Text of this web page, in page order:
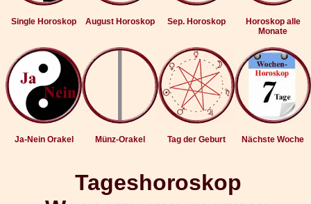
Single Horoskop August Horoskop Sep. Horoskop
Horoskop alle
Monate
Ja-Nein Orakel Münz-Orakel Tag der Geburt Nächste Woche
Tageshoroskop